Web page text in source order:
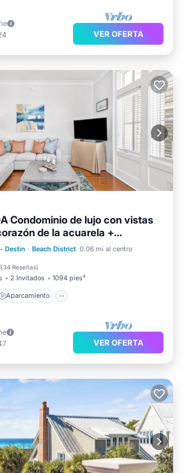
VER OFERTA
Condominio de lujo con vistas
de la acuarela +
Destin · Beach District 0.06 mi al centro
(34 Reseñas)
2 Invitados 1094 pies²
Aparcamiento
mar Aparcamiento
Piscina
mar
VER OFERTA